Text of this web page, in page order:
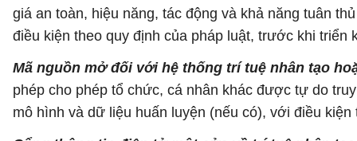
giá an toàn, hiệu năng, tác động và khả năng tuân
điều kiện theo quy định của pháp luật, trước khi triển
Mã nguồn mở đối với hệ thống trí tuệ nhân tạo
phép cho phép tổ chức, cá nhân khác được tự do
mô hình và dữ liệu huấn luyện (nếu có), với điều